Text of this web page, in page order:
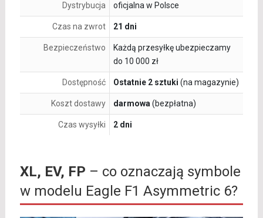
Dystrybucja oficjalna w Polsce
Czas na zwrot 21 dni
Bezpieczeństwo
Każdą przesyłkę ubezpieczamy
do 10 000 zł
Dostępność Ostatnie 2 sztuki (na magazynie)
Koszt dostawy darmowa (bezpłatna)
Czas wysyłki 2 dni
XL, EV, FP – co oznaczają symbole
w modelu Eagle F1 Asymmetric 6?